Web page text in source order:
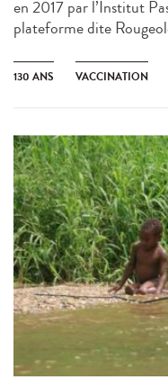
en 2017 par l’Institut
plateforme dite
130 ANS VACCINATION